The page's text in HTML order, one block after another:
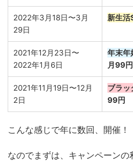
2022年3月18日〜3月
29日
新生活
2021年12月23日〜
2022年1月6日
年末年
月99円
2021年11月19日〜12月
2日
ブラッ
99円
こんな感じで年に数回、開催！
なのでまずは、キャンペーンの